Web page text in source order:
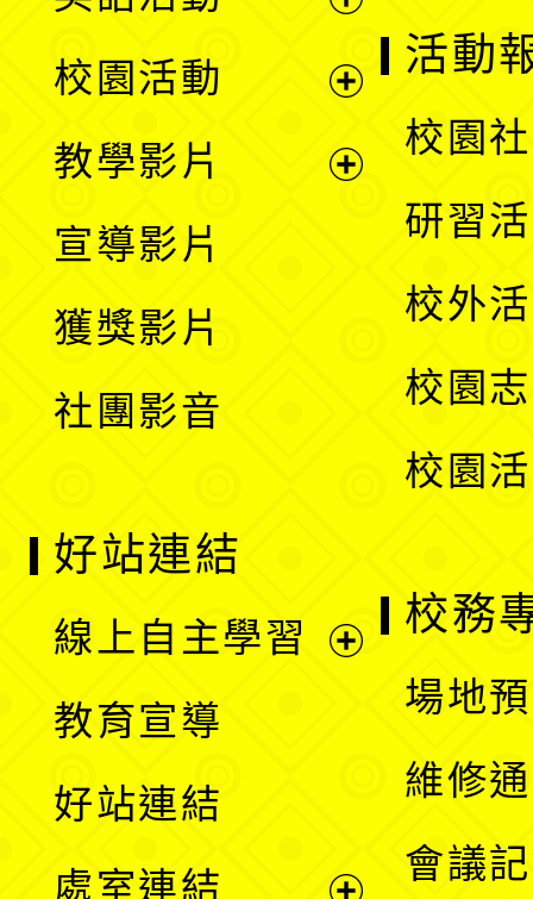
選
校園活動
教學影片
宣導影片
獲獎影片
社團影音
活動
校園
研習
校外
校園
校園
好站連結
線上自主學習
教育宣導
好站連結
處室連結
校務
場地
維修
會議